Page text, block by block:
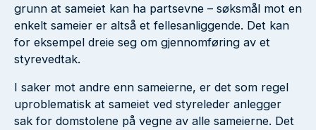
grunn at sameiet kan ha partsevne – søksmål mot en
enkelt sameier er altså et fellesanliggende. Det kan
for eksempel dreie seg om gjennomføring av et
styrevedtak.
I saker mot andre enn sameierne, er det som regel
uproblematisk at sameiet ved styreleder anlegger
sak for domstolene på vegne av alle sameierne. Det